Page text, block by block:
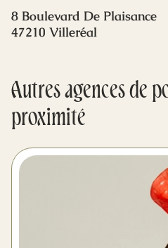
8 Boulevard De Plaisance
47210 Villeréal
Autres agences de
proximité